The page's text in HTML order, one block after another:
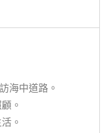
海中道路。
。
。